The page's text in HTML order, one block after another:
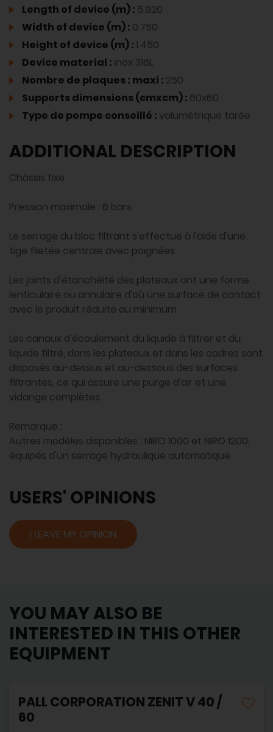
Length of device (m) : 5.920
Width of device (m) : 0.750
Height of device (m) :1.450
Device material : inox 316L
Nombre de plaques : maxi : 250
Supports dimensions (cmxcm) : 60x60
Type de pompe conseillé : volumétrique tarée
ADDITIONAL DESCRIPTION
Châssis fixe
Pression maximale : 6 bars
Le serrage du bloc filtrant s'effectue à l'aide d'une
tige filetée centrale avec poignées
Les joints d'étanchéité des plateaux ont une forme
lenticulaire ou annulaire d'où une surface de contact
avec le produit réduite au minimum
Les canaux d'écoulement du liquide à filtrer et du
liquide filtré, dans les plateaux et dans les cadres sont
disposés au-dessus et au-dessous des surfaces
filtrantes, ce qui assure une purge d'air et une
vidange complètes
Remarque :
Autres modèles disponibles : NIRO 1000 et NIRO 1200,
équipés d'un serrage hydraulique automatique
USERS' OPINIONS
I LEAVE MY OPINION
YOU MAY ALSO BE
INTERESTED IN THIS OTHER
EQUIPMENT
PALL CORPORATION ZENIT V 40 /
60